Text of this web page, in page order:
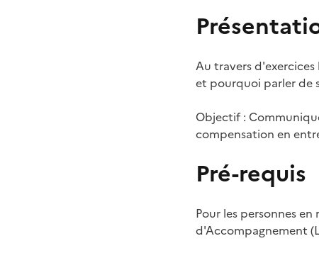
Au travers
et pourquoi parler de
Objectif :
compensation en
Pré-requis
Pour les personnes
d'Accompagnement